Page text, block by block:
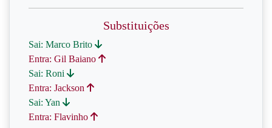
Substituições
Sai: Marco Brito
Entra: Gil Baiano
Sai: Roni
Entra: Jackson
Sai: Yan
Entra: Flavinho